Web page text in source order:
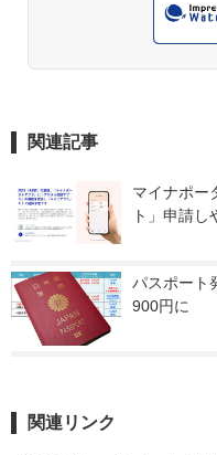
関連記事
マイナポー
ト」申請し
パスポート
900円に
関連リンク